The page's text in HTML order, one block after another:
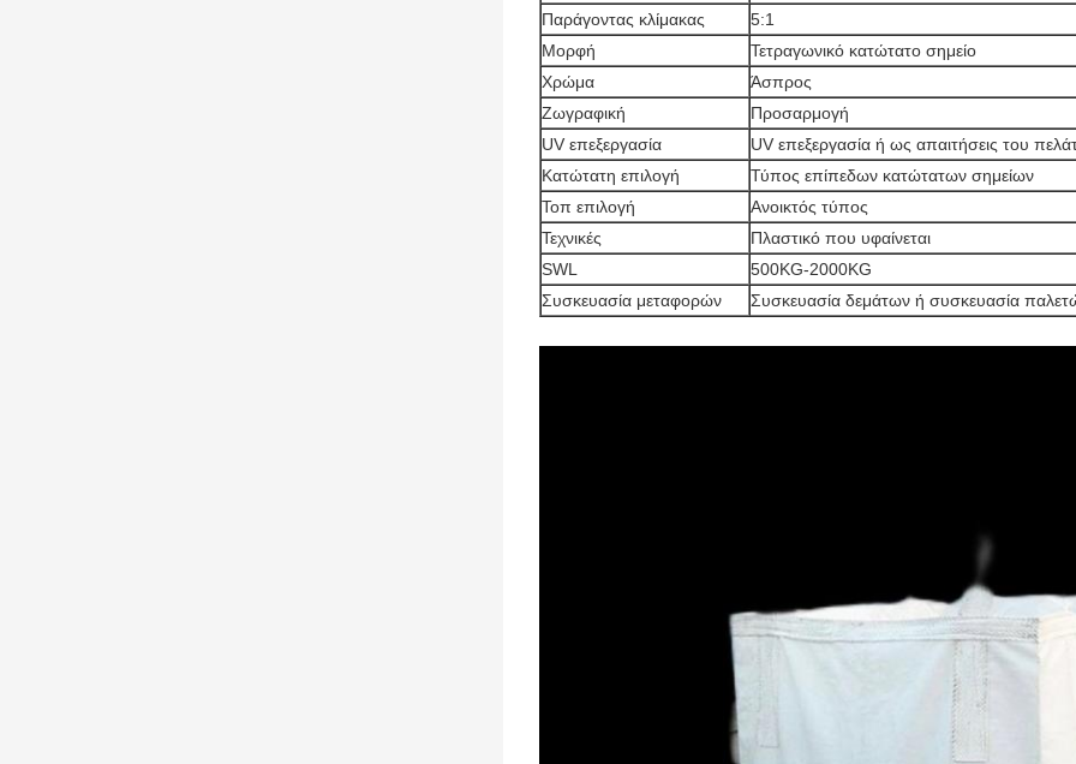
Παράγοντας κλίμακας
5:1
Μορφή
Τετραγωνικό κατώτατο σημείο
Χρώμα
Άσπρος
Ζωγραφική
Προσαρμογή
UV επεξεργασία
UV επεξεργασία ή ως απαιτήσεις του
Κατώτατη επιλογή
Τύπος επίπεδων κατώτατων σημείων
Τοπ επιλογή
Ανοικτός τύπος
Τεχνικές
Πλαστικό που υφαίνεται
SWL
500KG-2000KG
Συσκευασία μεταφορών
Συσκευασία δεμάτων ή συσκευασία